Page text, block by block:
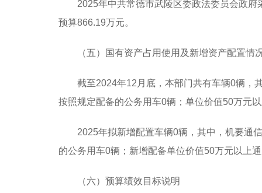
2025年中共常德市武陵区委政法委员会政
预算866.19万元。
（五）国有资产占用使用及新增资产配置情
截至2024年12月底，本部门共有车辆0辆，
按照规定配备的公务用车0辆；单位价值50万元
2025年拟新增配置车辆0辆，其中，机要通
的公务用车0辆；新增配备单位价值50万元以上
（六）预算绩效目标说明